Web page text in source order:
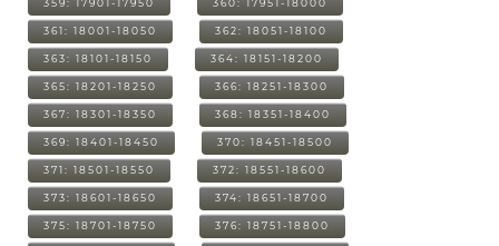
359: 17901-17950 360: 17951-18000
361: 18001-18050 362: 18051-18100
363: 18101-18150 364: 18151-18200
365: 18201-18250 366: 18251-18300
367: 18301-18350 368: 18351-18400
369: 18401-18450 370: 18451-18500
371: 18501-18550 372: 18551-18600
373: 18601-18650 374: 18651-18700
375: 18701-18750 376: 18751-18800